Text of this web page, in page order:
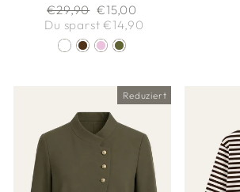
Normaler
Preis
€29,90 Sonderpreis
€15,00
Du sparst €14,90
Reduziert